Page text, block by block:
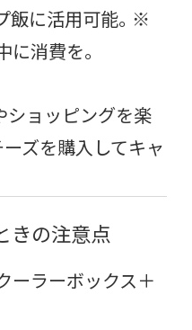
飯に活用可能。※
消費を。
ショッピングを楽
ーズを購入してキャ
きの注意点
ーラーボックス＋